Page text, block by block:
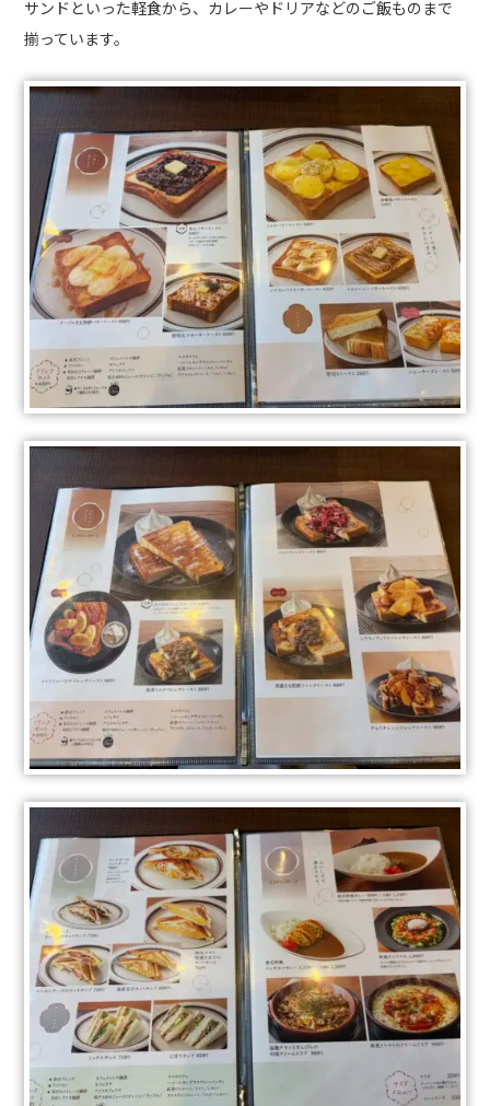
サンドといった軽食から、カレーやドリアなどのご飯ものまで
揃っています。